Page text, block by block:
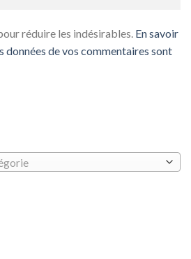
réduire les indésirables. En savoir
données de vos commentaires sont